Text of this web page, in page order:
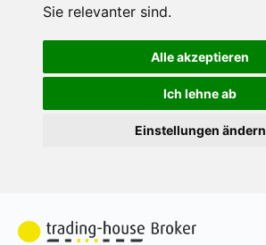
Sie relevanter sind.
Alle akzeptieren
Ich lehne ab
Einstellungen ändern